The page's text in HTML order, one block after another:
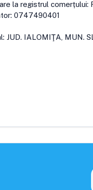
la registrul comerțului:
0747490401
JUD. IALOMIŢA, MUN.